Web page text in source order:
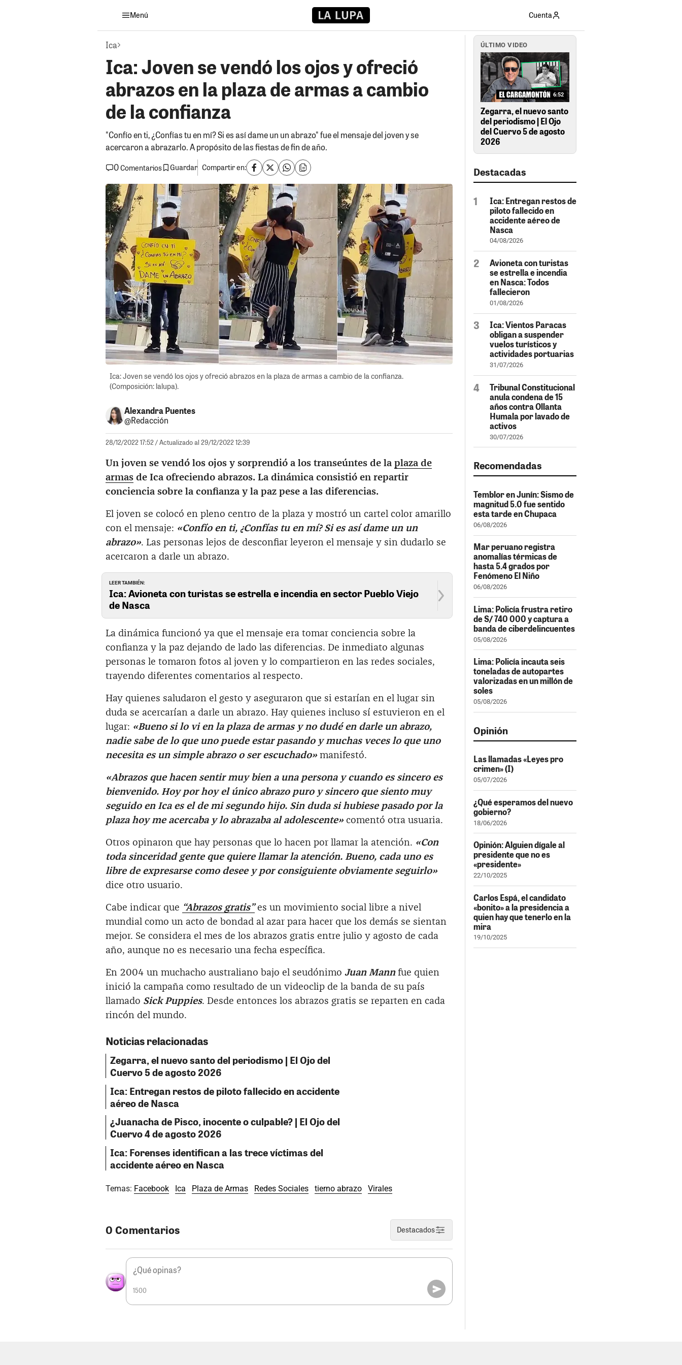
Menú Cuenta
Ica
Ica: Joven se vendó los ojos y ofreció
abrazos en la plaza de armas a cambio
de la confianza
"Confío en ti, ¿Confías tu en mí? Si es así dame un un abrazo" fue el mensaje del joven y se
acercaron a abrazarlo. A propósito de las fiestas de fin de año.
0Comentarios Guardar Compartir en:
Ica: Joven se vendó los ojos y ofreció abrazos en la plaza de armas a cambio de la confianza.
(Composición: lalupa).
Alexandra Puentes
@Redacción
28/12/2022 17:52/ Actualizado al 29/12/2022 12:39
Un joven se vendó los ojos y sorprendió a los transeúntes de la plaza de
armas de Ica ofreciendo abrazos. La dinámica consistió en repartir
conciencia sobre la confianza y la paz pese a las diferencias.
El joven se colocó en pleno centro de la plaza y mostró un cartel color amarillo
con el mensaje: «Confío en ti, ¿Confías tu en mí? Si es así dame un un
abrazo». Las personas lejos de desconfiar leyeron el mensaje y sin dudarlo se
acercaron a darle un abrazo.
LEER TAMBIÉN:
Ica: Avioneta con turistas se estrella e incendia en sector Pueblo Viejo
de Nasca
La dinámica funcionó ya que el mensaje era tomar conciencia sobre la
confianza y la paz dejando de lado las diferencias. De inmediato algunas
personas le tomaron fotos al joven y lo compartieron en las redes sociales,
trayendo diferentes comentarios al respecto.
Hay quienes saludaron el gesto y aseguraron que si estarían en el lugar sin
duda se acercarían a darle un abrazo. Hay quienes incluso sí estuvieron en el
lugar: «Bueno si lo vi en la plaza de armas y no dudé en darle un abrazo,
nadie sabe de lo que uno puede estar pasando y muchas veces lo que uno
necesita es un simple abrazo o ser escuchado» manifestó.
«Abrazos que hacen sentir muy bien a una persona y cuando es sincero es
bienvenido. Hoy por hoy el único abrazo puro y sincero que siento muy
seguido en Ica es el de mi segundo hijo. Sin duda si hubiese pasado por la
plaza hoy me acercaba y lo abrazaba al adolescente» comentó otra usuaria.
Otros opinaron que hay personas que lo hacen por llamar la atención. «Con
toda sinceridad gente que quiere llamar la atención. Bueno, cada uno es
libre de expresarse como desee y por consiguiente obviamente seguirlo»
dice otro usuario.
Cabe indicar que “Abrazos gratis” es un movimiento social libre a nivel
mundial como un acto de bondad al azar para hacer que los demás se sientan
mejor. Se considera el mes de los abrazos gratis entre julio y agosto de cada
año, aunque no es necesario una fecha específica.
En 2004 un muchacho australiano bajo el seudónimo Juan Mannfue quien
inició la campaña como resultado de un videoclip de la banda de su país
llamado Sick Puppies. Desde entonces los abrazos gratis se reparten en cada
rincón del mundo.
Noticias relacionadas
Zegarra, el nuevo santo del periodismo | El Ojo del
Cuervo 5 de agosto 2026
Ica: Entregan restos de piloto fallecido en accidente
aéreo de Nasca
¿Juanacha de Pisco, inocente o culpable? | El Ojo del
Cuervo 4 de agosto 2026
Ica: Forenses identifican a las trece víctimas del
accidente aéreo en Nasca
Temas: Facebook Ica Plaza de Armas Redes Sociales tierno abrazo Virales
0 Comentarios Destacados
1500
ÚLTIMO VIDEO
6:52
Zegarra, el nuevo santo
del periodismo | El Ojo
del Cuervo 5 de agosto
2026
Destacadas
Ica: Entregan restos de
piloto fallecido en
accidente aéreo de
Nasca
04/08/2026
Avioneta con turistas
se estrella e incendia
en Nasca: Todos
fallecieron
01/08/2026
Ica: Vientos Paracas
obligan a suspender
vuelos turísticos y
actividades portuarias
31/07/2026
Tribunal Constitucional
anula condena de 15
años contra Ollanta
Humala por lavado de
activos
30/07/2026
Recomendadas
Temblor en Junín: Sismo de
magnitud 5.0 fue sentido
esta tarde en Chupaca
06/08/2026
Mar peruano registra
anomalías térmicas de
hasta 5.4 grados por
Fenómeno El Niño
06/08/2026
Lima: Policía frustra retiro
de S/ 740 000 y captura a
banda de ciberdelincuentes
05/08/2026
Lima: Policía incauta seis
toneladas de autopartes
valorizadas en un millón de
soles
05/08/2026
Opinión
Las llamadas «Leyes pro
crimen» (I)
05/07/2026
¿Qué esperamos del nuevo
gobierno?
18/06/2026
Opinión: Alguien dígale al
presidente que no es
«presidente»
22/10/2025
Carlos Espá, el candidato
«bonito» a la presidencia a
quien hay que tenerlo en la
mira
19/10/2025